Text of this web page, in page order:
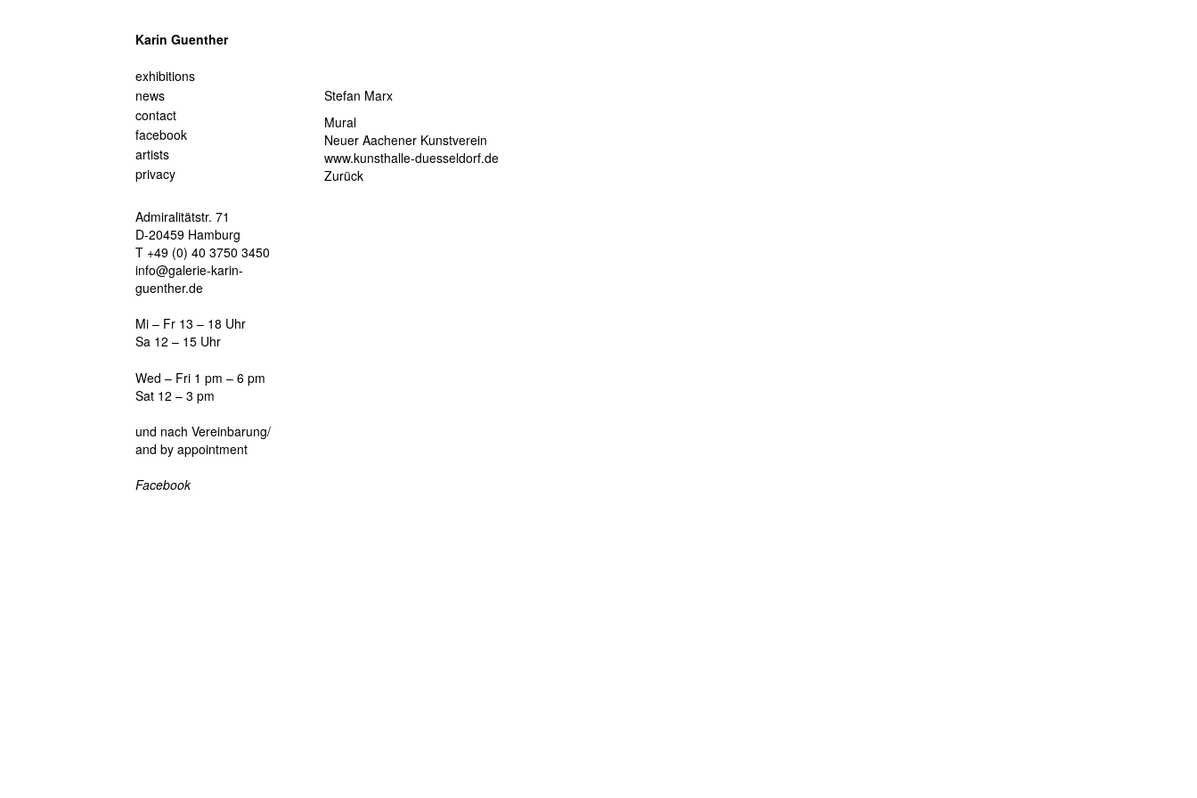
Karin Guenther
navigation
überspringen
exhibitions
news
contact
facebook
artists
privacy
Admiralitätstr. 71
D-20459 Hamburg
T +49 (0) 40 3750 3450
info@galerie-karin-
guenther.de
Mi – Fr 13 – 18 Uhr
Sa 12 – 15 Uhr
Wed – Fri 1 pm – 6 pm
Sat 12 – 3 pm
und nach Vereinbarung/
and by appointment
Facebook
Stefan Marx
Mural
Neuer Aachener Kunstverein
www.kunsthalle-duesseldorf.de
Zurück